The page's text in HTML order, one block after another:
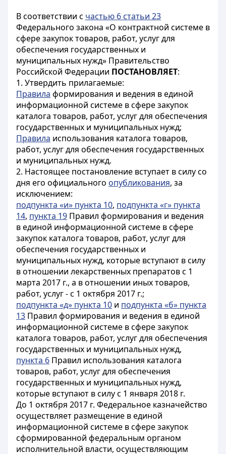
В соответствии с частью 6 статьи 23
Федерального закона «О контрактной системе в
сфере закупок товаров, работ, услуг для
обеспечения государственных и
муниципальных нужд» Правительство
Российской Федерации ПОСТАНОВЛЯЕТ:
1. Утвердить прилагаемые:
Правила формирования и ведения в единой
информационной системе в сфере закупок
каталога товаров, работ, услуг для обеспечения
государственных и муниципальных нужд;
Правила использования каталога товаров,
работ, услуг для обеспечения государственных
и муниципальных нужд.
2. Настоящее постановление вступает в силу со
дня его официального опубликования, за
исключением:
подпункта «и» пункта 10, подпункта «г» пункта
14, пункта 19 Правил формирования и ведения
в единой информационной системе в сфере
закупок каталога товаров, работ, услуг для
обеспечения государственных и
муниципальных нужд, которые вступают в силу
в отношении лекарственных препаратов с 1
марта 2017 г., а в отношении иных товаров,
работ, услуг - с 1 октября 2017 г.;
подпункта «д» пункта 10 и подпункта «б» пункта
13 Правил формирования и ведения в единой
информационной системе в сфере закупок
каталога товаров, работ, услуг для обеспечения
государственных и муниципальных нужд,
пункта 6 Правил использования каталога
товаров, работ, услуг для обеспечения
государственных и муниципальных нужд,
которые вступают в силу с 1 января 2018 г.
До 1 октября 2017 г. Федеральное казначейство
осуществляет размещение в единой
информационной системе в сфере закупок
сформированной федеральным органом
исполнительной власти, осуществляющим